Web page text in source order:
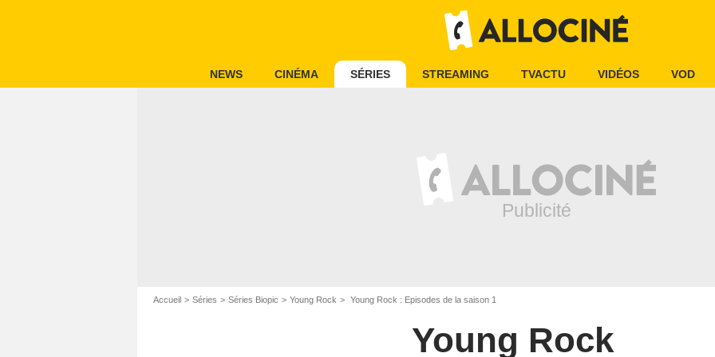
NEWS CINÉMA SÉRIES STREAMING TVACTU VIDÉOS VOD
Accueil Séries Séries Biopic Young Rock Young Rock : Episodes de la saison 1
Young Rock